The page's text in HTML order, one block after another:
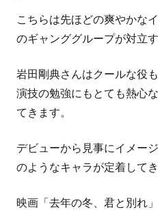
こちらは先ほどの爽やかな
のギャンググループが対立す
岩田剛典さんはクールな役
演技の勉強にもとても熱心
てきます。
デビューから見事にイメー
のようなキャラが定着して
映画「去年の冬、君と別れ